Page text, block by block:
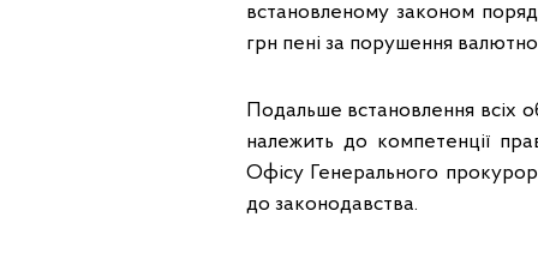
встановленому законом
грн пені за порушення
Подальше встановлення всіх
належить до компетенції
Офісу Генерального
до законодавства.